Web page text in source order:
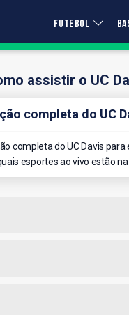
FUTEBOL
assistir o UC
completa do UC
completa do UC Davis
esportes ao vivo estão